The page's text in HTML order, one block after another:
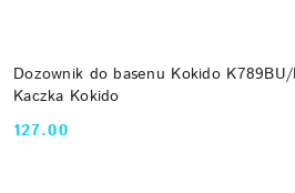
Dozownik do basenu Kokido
Kaczka Kokido
Cena:
127.00